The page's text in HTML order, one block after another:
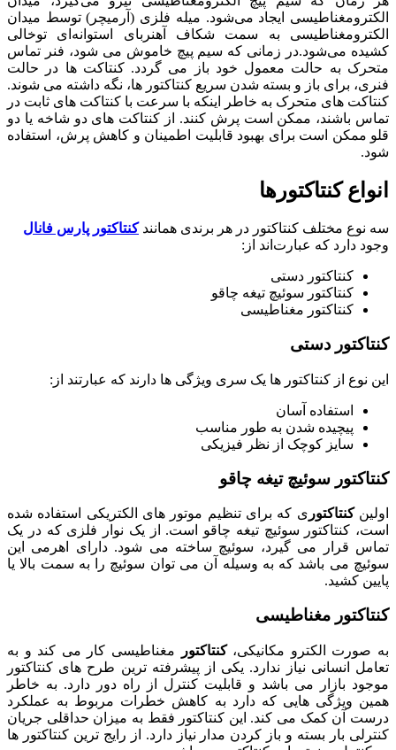
الکترومغناطیسی ایجاد می‌شود. میله فلزی (آرمیچر) توسط میدان
الکترومغناطیسی به سمت شکاف آهنربای استوانه‌ای توخالی
کشیده می‌شود.در زمانی که سیم پیچ خاموش می شود، فنر تماس
متحرک به حالت معمول خود باز می گردد. کنتاکت ها در حالت
فنری، برای باز و بسته شدن سریع کنتاکتور ها، نگه داشته می شوند.
کنتاکت های متحرک به خاطر اینکه با سرعت با کنتاکت های ثابت در
تماس باشند، ممکن است پرش کنند. از کنتاکت های دو شاخه یا دو
قلو ممکن است برای بهبود قابلیت اطمینان و کاهش پرش، استفاده
شود.
انواع کنتاکتورها
سه نوع مختلف کنتاکتور در هر برندی همانندکنتاکتور پارس فانال
وجود دارد که عبارت‌اند از:
کنتاکتور دستی
کنتاکتور سوئیچ تیغه چاقو
کنتاکتور مغناطیسی
کنتاکتور دستی
این نوع از کنتاکتور ها یک سری ویژگی ها دارند که عبارتند از:
استفاده آسان
پیچیده شدن به طور مناسب
سایز کوچک از نظر فیزیکی
کنتاکتور سوئیچ تیغه چاقو
اولینکنتاکتور ی که برای تنظیم موتور های الکتریکی استفاده شده
است، کنتاکتور سوئیچ تیغه چاقو است. از یک نوار فلزی که در یک
تماس قرار می گیرد، سوئیچ ساخته می شود. دارای اهرمی این
سوئیچ می باشد که به وسیله آن می توان سوئیچ را به سمت بالا یا
پایین کشید.
کنتاکتور مغناطیسی
به صورت الکترو مکانیکی،کنتاکتور
مغناطیسی کار می کند و به
تعامل انسانی نیاز ندارد. یکی از پیشرفته ترین طرح های کنتاکتور
موجود بازار می باشد و قابلیت کنترل از راه دور دارد. به خاطر
همین ویژگی هایی که دارد به کاهش خطرات مربوط به عملکرد
درست آن کمک می کند. این کنتاکتور فقط به میزان حداقلی جریان
کنترلی بار بسته و باز کردن مدار نیاز دارد. از رایج ترین کنتاکتور ها